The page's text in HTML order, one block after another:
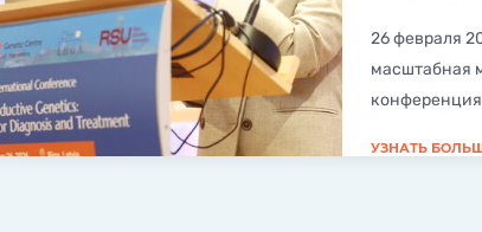
26 февраля
масштабная
УЗНАТЬ